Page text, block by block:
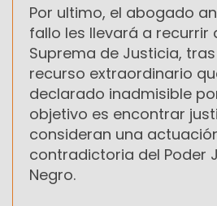
Por ultimo, el abogado
fallo les llevará a recurrir
Suprema de Justicia,
recurso extraordinario
declarado inadmisible por
objetivo es encontrar
consideran una
contradictoria del Poder
Negro.